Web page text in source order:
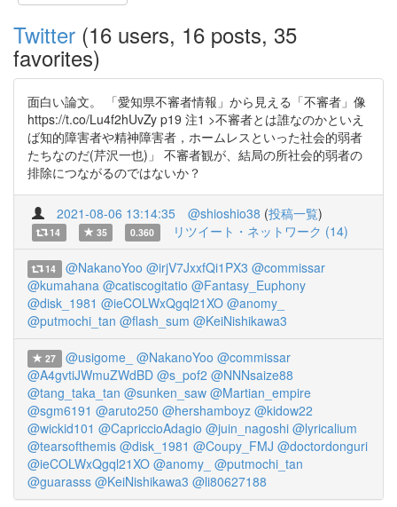
Twitter (16 users, 16 posts, 35
favorites)
面白い論文。 「愛知県不審者情報」から見える「不審者」像
https://t.co/Lu4f2hUvZy p19 注1 >不審者とは誰なのかといえ
ば知的障害者や精神障害者，ホームレスといった社会的弱者
たちなのだ(芹沢一也)」 不審者観が、結局の所社会的弱者の
排除につながるのではないか？
2021-08-06 13:14:35 @shioshio38 (投稿一覧)
14 35 0.360 リツイート・ネットワーク (14)
14 @NakanoYoo @irjV7JxxfQi1PX3 @commissar
@kumahana @catiscogitatio @Fantasy_Euphony
@disk_1981 @ieCOLWxQgql21XO @anomy_
@putmochi_tan @flash_sum @KeiNishikawa3
27 @usigome_ @NakanoYoo @commissar
@A4gvtiJWmuZWdBD @s_pof2 @NNNsaize88
@tang_taka_tan @sunken_saw @Martian_empire
@sgm6191 @aruto250 @hershamboyz @kidow22
@wickid101 @CapriccioAdagio @juin_nagoshi @lyricalium
@tearsofthemis @disk_1981 @Coupy_FMJ @doctordonguri
@ieCOLWxQgql21XO @anomy_ @putmochi_tan
@guarasss @KeiNishikawa3 @li80627188